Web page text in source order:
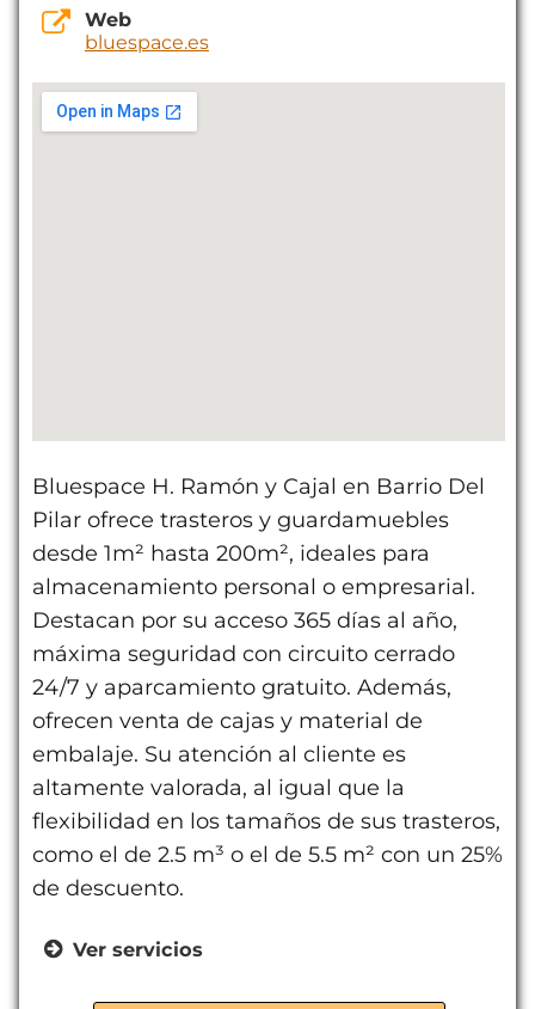
Web
bluespace.es
Bluespace H. Ramón y Cajal en Barrio Del
Pilar ofrece trasteros y guardamuebles
desde 1m² hasta 200m², ideales para
almacenamiento personal o empresarial.
Destacan por su acceso 365 días al año,
máxima seguridad con circuito cerrado
24/7 y aparcamiento gratuito. Además,
ofrecen venta de cajas y material de
embalaje. Su atención al cliente es
altamente valorada, al igual que la
flexibilidad en los tamaños de sus trasteros,
como el de 2.5 m³ o el de 5.5 m² con un 25%
de descuento.
Ver servicios